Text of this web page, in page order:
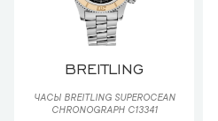
BREITLING
ЧАСЫ BREITLING SUPEROCEAN
CHRONOGRAPH C13341